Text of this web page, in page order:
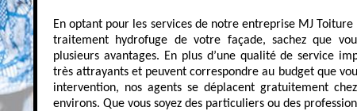
En optant pour les services de notre entreprise MJ
traitement hydrofuge de votre façade, sachez que
plusieurs avantages. En plus d’une qualité de service
très attrayants et peuvent correspondre au budget que
intervention, nos agents se déplacent gratuitement
environs. Que vous soyez des particuliers ou des